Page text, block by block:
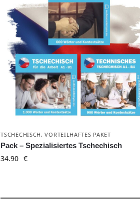
TSCHECHISCH ,VORTEILHAFTES PAKET
Pack – Spezialisiertes Tschechisch
34.90 €